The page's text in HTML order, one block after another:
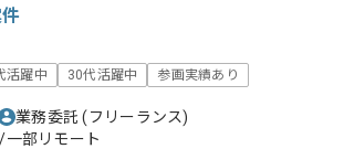
活躍中 30代活躍中 参画実績あり
業務委託(フリーランス)
部リモート